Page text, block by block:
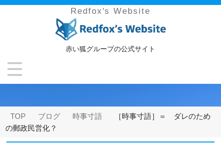
Redfox's Website
赤い狐グループの公式サイト
TOP ブログ 時事寸語
［時事寸語］＝ ダレのため
の郵政民営化？